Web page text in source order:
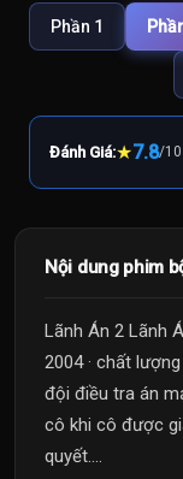
Phần 1
Đánh Giá:★7.8/10
Nội dung phim
Lãnh Án 2 Lãnh
2004 · chất
đội điều tra án
cô khi cô được
quyết....